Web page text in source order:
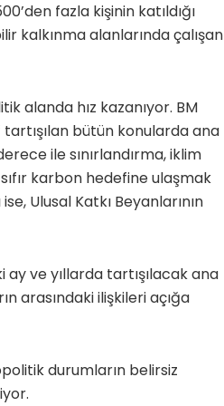
fazla kişinin katıldığı
kalkınma alanlarında çalışan
alanda hız kazanıyor. BM
bütün konularda ana
ile sınırlandırma, iklim
karbon hedefine ulaşmak
Ulusal Katkı Beyanlarının
ve yıllarda tartışılacak ana
arasındaki ilişkileri açığa
durumların belirsiz